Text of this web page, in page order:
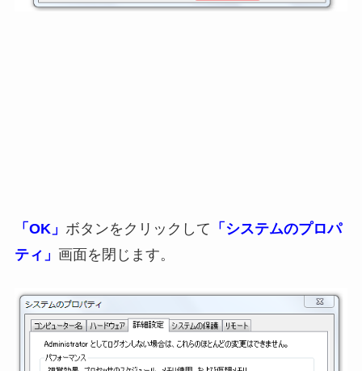
「OK」 ボタンをクリックして 「システムのプロパ
ティ」 画面を閉じます。